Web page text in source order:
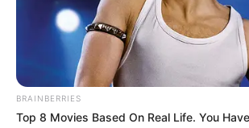
Seperti menggunakan material batu untuk
ruang tamu, kamar, kamar mandi, dan
Material batu ini bisa memberikan dekorasi
dan elegan secara bersamaan. Batu juga
dengan konsep rumah minimalis,rustic
BRAINBERRIES
Top 8 Movies Based On Real Life. You